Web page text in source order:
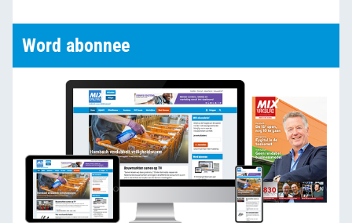
Word abonnee